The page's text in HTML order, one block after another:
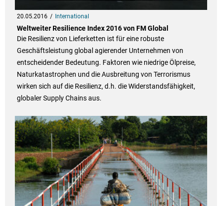
20.05.2016 International
Weltweiter Resilience Index 2016 von FM Global
Die Resilienz von Lieferketten ist für eine robuste
Geschäftsleistung global agierender Unternehmen von
entscheidender Bedeutung. Faktoren wie niedrige Ölpreise,
Naturkatastrophen und die Ausbreitung von Terrorismus
wirken sich auf die Resilienz, d.h. die Widerstandsfähigkeit,
globaler Supply Chains aus.